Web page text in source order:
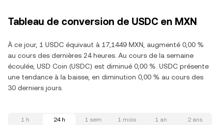
Tableau de conversion de USDC en MXN
À ce jour, 1 USDC équivaut à 17,1449 MXN, augmenté 0,00 %
au cours des dernières 24 heures. Au cours de la semaine
écoulée, USD Coin (USDC) est diminué 0,00 %. USDC présente
une tendance à la baisse, en diminution 0,00 % au cours des
30 derniers jours.
1 h 24 h 1 sem 1 mois 1 an 2 ans